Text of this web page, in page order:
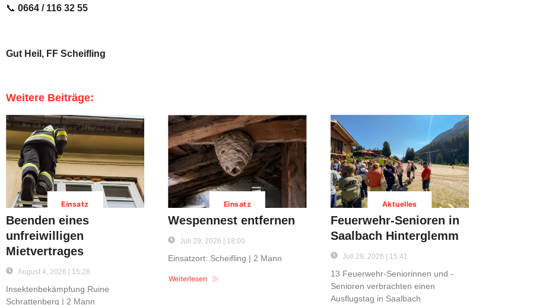
📞 0664 / 116 32 55
Gut Heil, FF Scheifling
Weitere Beiträge:
Einsatz
Beenden eines
unfreiwilligen
Mietvertrages
August 4, 2026 | 15:28
Insektenbekämpfung Ruine
Schrattenberg | 2 Mann
Einsatz
Wespennest entfernen
Juli 29, 2026 | 18:00
Einsatzort: Scheifling | 2 Mann
Weiterlesen
Aktuelles
Feuerwehr-Senioren in
Saalbach Hinterglemm
Juli 29, 2026 | 15:41
13 Feuerwehr-Seniorinnen und -
Senioren verbrachten einen
Ausflugstag in Saalbach